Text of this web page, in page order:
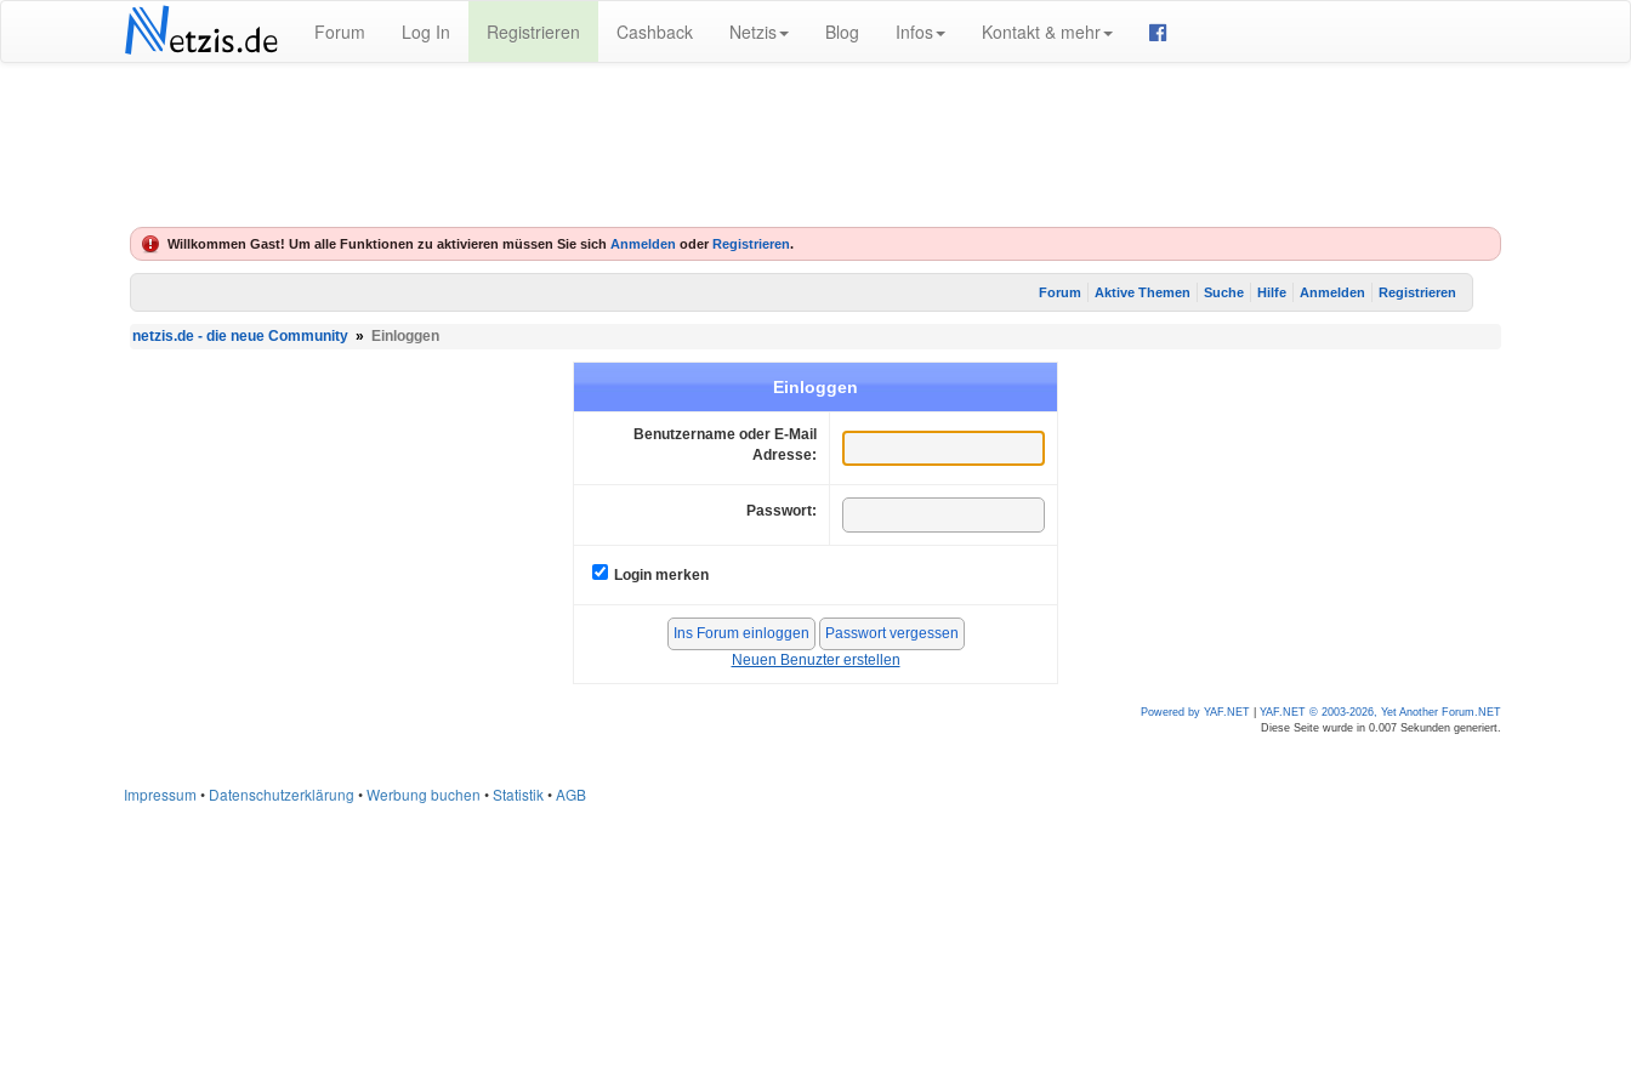
Netzis.de Forum Log In Registrieren Cashback Netzis Blog Infos Kontakt & mehr
Willkommen Gast! Um alle Funktionen zu aktivieren müssen Sie sich Anmelden oder Registrieren.
Forum Aktive Themen Suche Hilfe Anmelden Registrieren
netzis.de - die neue Community » Einloggen
Einloggen
Benutzername oder E-Mail
Adresse:
Passwort:
Login merken
Neuen Benuzter erstellen
Powered by YAF.NET
YAF.NET © 2003-2026, Yet Another Forum.NET
Diese Seite wurde in 0.007 Sekunden generiert.
Impressum • Datenschutzerklärung •Werbung buchen •Statistik•AGB